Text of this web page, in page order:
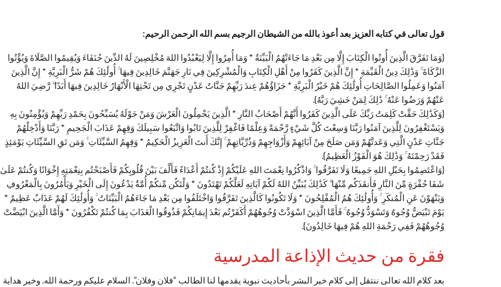
قول تعالى في كتابه العزيز بعد أعوذ بالله من الشيطان الرجيم بسم الله الرحمن الرحيم:
{وَمَا تَفَرَّقَ الَّذِينَ أُوتُوا الْكِتَابَ إِلَّا مِن بَعْدِ مَا جَاءَتْهُمُ الْبَيِّنَةُ * وَمَا أُمِرُوا إِلَّا لِيَعْبُدُوا اللهَ مُخْلِصِينَ لَهُ الدِّينَ حُنَفَاءَ وَيُقِيمُوا الصَّلَاةَ وَيُؤْتُوا
الزَّكَاةَ ۚ وَذَٰلِكَ دِينُ الْقَيِّمَةِ * إِنَّ الَّذِينَ كَفَرُوا مِنْ أَهْلِ الْكِتَابِ وَالْمُشْرِكِينَ فِي نَارِ جَهَنَّمَ خَالِدِينَ فِيهَا ۚ أُولَٰئِكَ هُمْ شَرُّ الْبَرِيَّةِ * إِنَّ الَّذِينَ
آمَنُوا وَعَمِلُوا الصَّالِحَاتِ أُولَٰئِكَ هُمْ خَيْرُ الْبَرِيَّةِ * جَزَاؤُهُمْ عِندَ رَبِّهِمْ جَنَّاتُ عَدْنٍ تَجْرِي مِن تَحْتِهَا الْأَنْهَارُ خَالِدِينَ فِيهَا أَبَدًا ۖ رَّضِيَ اللهُ
عَنْهُمْ وَرَضُوا عَنْهُ ۚ ذَٰلِكَ لِمَنْ خَشِيَ رَبَّهُ}.
{وَكَذَٰلِكَ حَقَّتْ كَلِمَتُ رَبِّكَ عَلَى الَّذِينَ كَفَرُوا أَنَّهُمْ أَصْحَابُ النَّارِ * الَّذِينَ يَحْمِلُونَ الْعَرْشَ وَمَنْ حَوْلَهُ يُسَبِّحُونَ بِحَمْدِ رَبِّهِمْ وَيُؤْمِنُونَ بِهِ
وَيَسْتَغْفِرُونَ لِلَّذِينَ آمَنُوا رَبَّنَا وَسِعْتَ كُلَّ شَيْءٍ رَّحْمَةً وَعِلْمًا فَاغْفِرْ لِلَّذِينَ تَابُوا وَاتَّبَعُوا سَبِيلَكَ وَقِهِمْ عَذَابَ الْجَحِيمِ * رَبَّنَا وَأَدْخِلْهُمْ
جَنَّاتِ عَدْنٍ الَّتِي وَعَدتَّهُمْ وَمَن صَلَحَ مِنْ آبَائِهِمْ وَأَزْوَاجِهِمْ وَذُرِّيَّاتِهِمْ ۚ إِنَّكَ أَنتَ الْعَزِيزُ الْحَكِيمُ * وَقِهِمُ السَّيِّئَاتِ ۚ وَمَن تَقِ السَّيِّئَاتِ يَوْمَئِذٍ
فَقَدْ رَحِمْتَهُ ۚ وَذَٰلِكَ هُوَ الْفَوْزُ الْعَظِيمُ}.
{وَاعْتَصِمُوا بِحَبْلِ اللهِ جَمِيعًا وَلَا تَفَرَّقُوا ۚ وَاذْكُرُوا نِعْمَتَ اللهِ عَلَيْكُمْ إِذْ كُنتُمْ أَعْدَاءً فَأَلَّفَ بَيْنَ قُلُوبِكُمْ فَأَصْبَحْتُم بِنِعْمَتِهِ إِخْوَانًا وَكُنتُمْ عَلَىٰ
شَفَا حُفْرَةٍ مِّنَ النَّارِ فَأَنقَذَكُم مِّنْهَا ۗ كَذَٰلِكَ يُبَيِّنُ اللهُ لَكُمْ آيَاتِهِ لَعَلَّكُمْ تَهْتَدُونَ * وَلْتَكُن مِّنكُمْ أُمَّةٌ يَدْعُونَ إِلَى الْخَيْرِ وَيَأْمُرُونَ بِالْمَعْرُوفِ
وَيَنْهَوْنَ عَنِ الْمُنكَرِ ۚ وَأُولَٰئِكَ هُمُ الْمُفْلِحُونَ * وَلَا تَكُونُوا كَالَّذِينَ تَفَرَّقُوا وَاخْتَلَفُوا مِن بَعْدِ مَا جَاءَهُمُ الْبَيِّنَاتُ ۚ وَأُولَٰئِكَ لَهُمْ عَذَابٌ عَظِيمٌ *
يَوْمَ تَبْيَضُّ وُجُوهٌ وَتَسْوَدُّ وُجُوهٌ ۚ فَأَمَّا الَّذِينَ اسْوَدَّتْ وُجُوهُهُمْ أَكَفَرْتُم بَعْدَ إِيمَانِكُمْ فَذُوقُوا الْعَذَابَ بِمَا كُنتُمْ تَكْفُرُونَ * وَأَمَّا الَّذِينَ ابْيَضَّتْ
وُجُوهُهُمْ فَفِي رَحْمَةِ اللهِ هُمْ فِيهَا خَالِدُونَ}.
فقرة من حديث الإذاعة المدرسية
بعد كلام الله تعالى ننتقل إلى كلام خير البشر بأحاديث نبوية يقدمها لنا الطالب “فلان وفلان”. السلام عليكم ورحمة الله. وخير هداية